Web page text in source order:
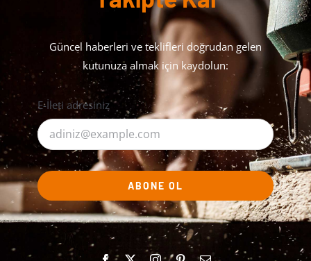
Güncel haberleri ve teklifleri doğrudan gelen
kutunuza almak için kaydolun:
E-İleti adresiniz
ABONE OL